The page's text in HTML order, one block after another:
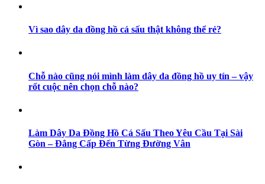
Vì sao dây da đồng hồ cá sấu thật không thể rẻ?
Chỗ nào cũng nói mình làm dây da đồng hồ uy tín – vậy
rốt cuộc nên chọn chỗ nào?
Làm Dây Da Đồng Hồ Cá Sấu Theo Yêu Cầu Tại Sài
Gòn – Đẳng Cấp Đến Từng Đường Vân